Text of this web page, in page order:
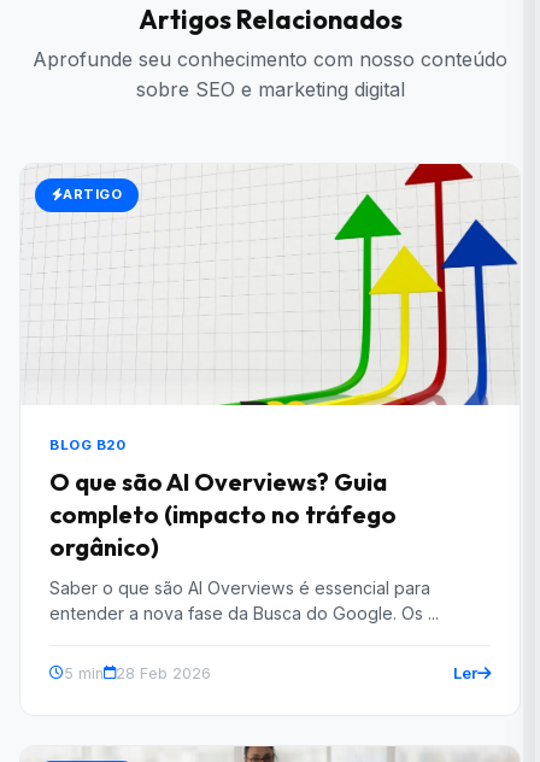
Artigos Relacionados
Aprofunde seu conhecimento com nosso conteúdo
sobre SEO e marketing digital
ARTIGO
BLOG B20
O que são AI Overviews? Guia
completo (impacto no tráfego
orgânico)
Saber o que são AI Overviews é essencial para
entender a nova fase da Busca do Google. Os ...
5 min 28 Feb 2026 Ler